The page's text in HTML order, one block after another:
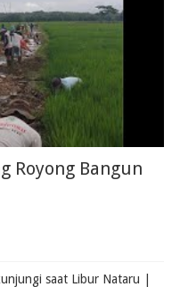
Royong Bangun
saat Libur Nataru |